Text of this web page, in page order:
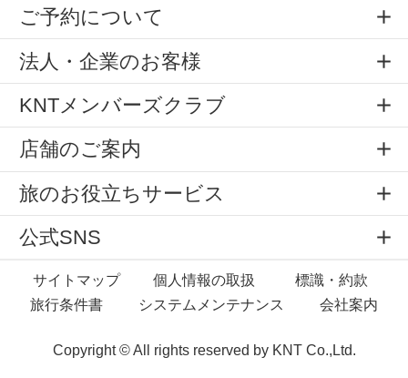
ご予約について
法人・企業のお客様
KNTメンバーズクラブ
店舗のご案内
旅のお役立ちサービス
公式SNS
サイトマップ 個人情報の取扱
標識・約款
旅行条件書
システムメンテナンス 会社案内
Copyright © All rights reserved by KNT Co.,Ltd.